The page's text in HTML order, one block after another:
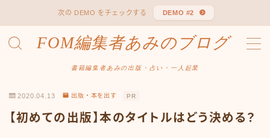
次の DEMO をチェックする DEMO #2
FOM編集者あみのブログ
書籍編集者あみの出版・占い・一人起業
MENU
デモプリセット記事 #1
プライバシーポリシー
プライバシーポリシー
2020.04.13 出版・本を出す PR
【初めての出版】本のタイトルはどう決める？